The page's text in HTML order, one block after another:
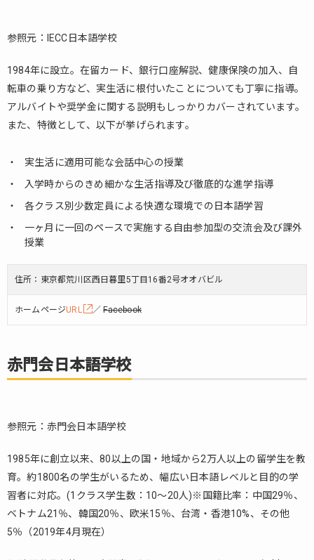
赤
会
本
語
学
3.
東
都
日
語
学
校
ック
ビジ
ッジ
5.
FPT
JAPAN
ACADEMY
6.
M.D.I.
参照元：IECC日本語学校
1984年に設立。在留カード、銀行口座解説、健康保険の加入、自
転車の乗り方など、実生活に根付いたことについても丁寧に指導。
アルバイトや奨学金に関する説明もしっかりカバーされています。
また、特徴として、以下が挙げられます。
実生活に適用可能な会話中心の授業
入学時からのきめ細かな生活指導及び徹底的な進学指導
各クラス別少数定員による快適な環境での日本語学習
一ヶ月に一回のペースで実施する自由参加型の交流会及び課外
授業
住所：東京都荒川区西日暮里5丁目16番2号オオバビル
ホームページURL ／Facebook
赤門会日本語学校
参照元：赤門会日本語学校
1985年に創立以来、80以上の国・地域から2万人以上の留学生を教
育。約1800名の学生がいるため、幅広い日本語レベルと目的の学
習者に対応。(1クラス学生数：10～20人)※国籍比率：中国29％、
ベトナム21％、韓国20％、欧米15％、台湾・香港10%、その他
5％（2019年4月現在）